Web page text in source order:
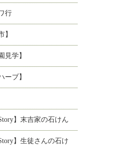
行
】
見学】
ーブ】
】末吉家の石けん
】生徒さんの石け